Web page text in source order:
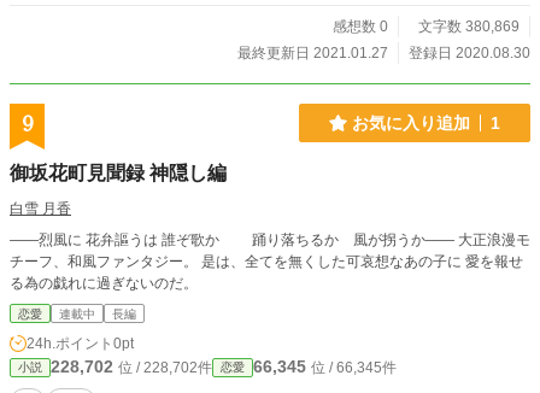
ゴロ寝正月するんだ♪ て、思ってたのに、お姉ちゃんのせい
で、正月三が日は巫女バイトする事に……。 しかも、バイト
分、自堕落に過ごそうと思ってたのに……何この洒落怖展開
感想数 0
文字数 380,869
最終更新日 2021.01.27
登録日 2020.08.30
9 お気に入り追加 1
御坂花町見聞録 神隠し編
白雪 月香
――烈風に 花弁謳うは 誰ぞ歌か 踊り落ちるか 風が拐うか―― 大正浪漫モ
チーフ、和風ファンタジー。 是は、全てを無くした可哀想なあの子に 愛を報せ
恋愛 連載中 長編
24h.ポイント 0pt
小説 228,702 位 / 228,702件 恋愛 66,345 位 / 66,345件